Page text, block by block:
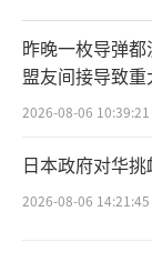
昨晚一枚导弹
盟友间接导致
2026-08-06 10:39:21
日本政府对华挑
2026-08-06 14:21:45